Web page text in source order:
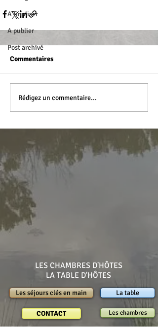
A finaliser
A publier
Post archivé
Commentaires
Rédigez un commentaire...
LES CHAMBRES D'HÔTES
LA TABLE D'HÔTES
Les séjours clés en main
CONTACT
La table
Les chambres